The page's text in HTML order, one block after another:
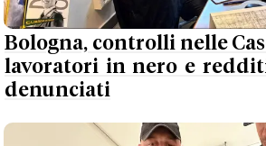
Bologna, controlli nelle
lavoratori in nero e
denunciati